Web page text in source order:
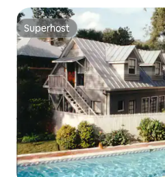
Superhost
Superhost